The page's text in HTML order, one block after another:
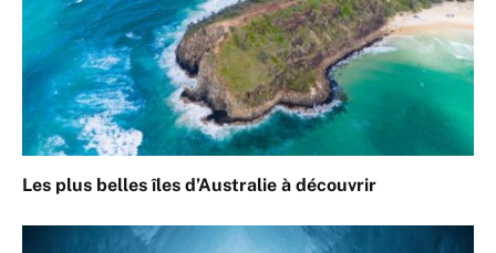
Les plus belles îles d’Australie à découvrir